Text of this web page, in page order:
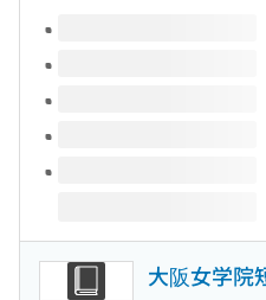
このタイトルの巻号
大阪女学院